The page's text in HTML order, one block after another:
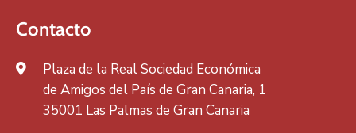
Contacto
Plaza de la Real Sociedad Económica
de Amigos del País de Gran Canaria, 1
35001 Las Palmas de Gran Canaria